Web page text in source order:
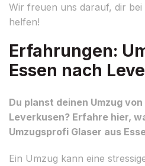
Wir freuen uns darauf, dir bei
helfen!
Erfahrungen:
Essen nach
Du planst deinen Umzug
Leverkusen? Erfahre hier,
Umzugsprofi Glaser aus
Ein Umzug kann eine